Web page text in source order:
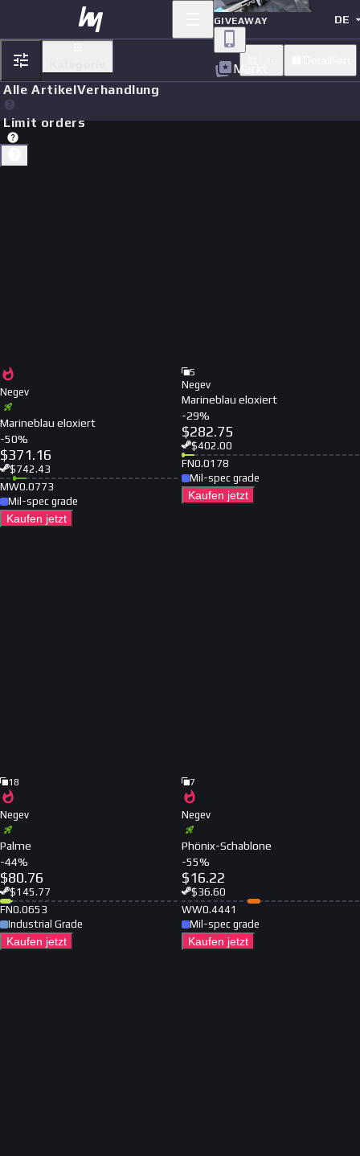
GIVEAWAY
Markt
DE
Alle ArtikelVerhandlung
Limit orders
Negev
Marineblau eloxiert
-50%
$371.16
$742.43
MW0.0773
Mil-spec grade
Kaufen jetzt
5
Negev
Marineblau eloxiert
-29%
$282.75
$402.00
FN0.0178
Mil-spec grade
Kaufen jetzt
18
Negev
Palme
-44%
$80.76
$145.77
FN0.0653
Industrial Grade
Kaufen jetzt
7
Negev
Phönix-Schablone
-55%
$16.22
$36.60
WW0.4441
Mil-spec grade
Kaufen jetzt